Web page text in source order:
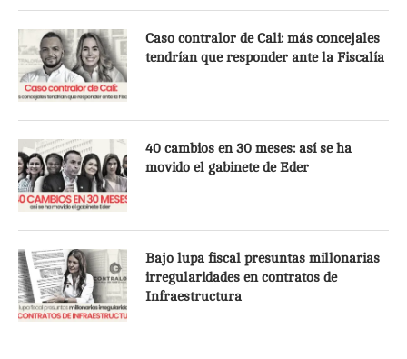
Caso contralor de Cali: más concejales
tendrían que responder ante la Fiscalía
40 cambios en 30 meses: así se ha
movido el gabinete de Eder
Bajo lupa fiscal presuntas millonarias
irregularidades en contratos de
Infraestructura